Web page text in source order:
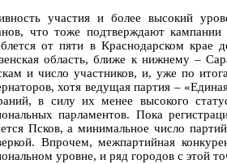
участия и более высокий
что тоже подтверждают
от пяти в Краснодарском
область, ближе к нижнему –
и число участников, и, уже по
хотя ведущая партия –
в силу их менее высокого
парламентов. Пока
Псков, а минимальное число
Впрочем, межпартийная
уровне, и ряд городов с этой